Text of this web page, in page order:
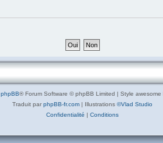
phpBB® Forum Software © phpBB Limited | Style awesome
Traduit par phpBB-fr.com | Illustrations ©Vlad Studio
Confidentialité | Conditions